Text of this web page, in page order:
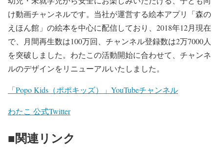
け動画チャンネルです。当社が運営する絵本アプリ「森の
えほん館」の絵本を中心に配信しており、2018年12月現在
で、月間再生数は100万回、チャンネル登録数は2万7000人
を突破しました。わたこの活動開始に合わせて、チャンネ
ルのデザインをリニューアルいたしました。
「Popo Kids（ポポキッズ）」YouTubeチャンネル
わたこ 公式Twitter
■関連リンク